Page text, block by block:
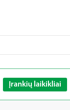
Įrankių laikikliai